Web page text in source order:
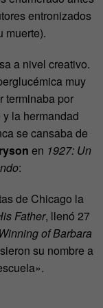
entronizados
muerte).
a nivel creativo.
muy
terminaba por
la hermandad
se cansaba de
en 1927: Un
:
de Chicago la
Father, llenó 27
of Barbara
su nombre a